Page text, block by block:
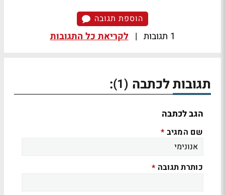
הוספת תגובה
1 תגובות | לקריאת כל התגובות
תגובות לכתבה (1)
:
הגב לכתבה
שם המגיב *
כותרת תגובה *